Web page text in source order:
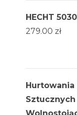
HECHT 5030
279.00 zł
Hurtowania
Sztucznych